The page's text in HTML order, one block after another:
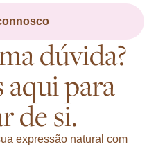
dúvida?
aqui para
de si.
expressão natural com